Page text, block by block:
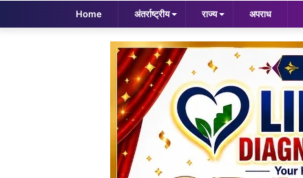
Home अंतर्राष्ट्रीय राज्य अपराध